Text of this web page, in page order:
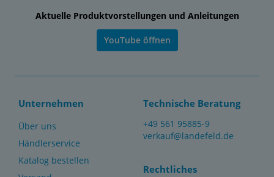
Aktuelle Produktvorstellungen und Anleitungen
YouTube öffnen
Unternehmen
Über uns
Händlerservice
Katalog bestellen
Technische Beratung
+49 561 95885-9
verkauf@landefeld.de
Rechtliches